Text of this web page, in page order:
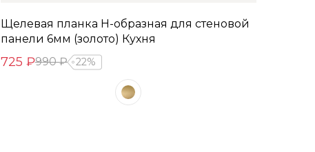
Щелевая планка Н-образная для стеновой
панели 6мм (золото) Кухня
725 ₽990 ₽ 22%